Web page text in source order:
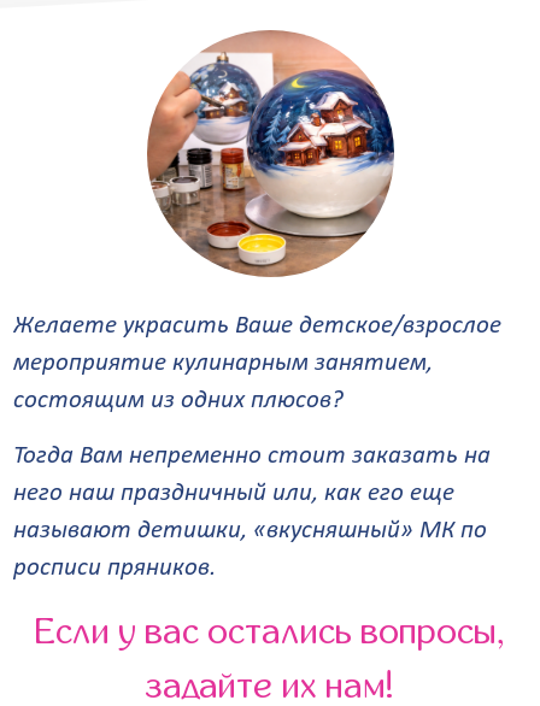
Желаете украсить Ваше детское/взрослое
мероприятие кулинарным занятием,
состоящим из одних плюсов?
Тогда Вам непременно стоит заказать на
него наш праздничный или, как его еще
называют детишки, «вкусняшный» МК по
росписи пряников.
Если у вас остались вопросы,
задайте их нам!